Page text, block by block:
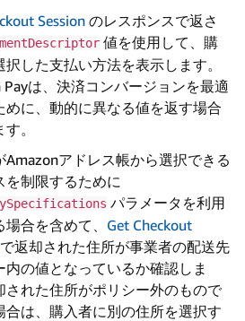
Session のレスポンスで返さ
値を使用して、購
択した支払い方法を表示します。
Payは、決済コンバージョンを最適
めに、動的に異なる値を返す場合
。
Amazonアドレス帳から選択できる
を制限するために
パラメータを利用
場合を含めて、 Get Checkout
で返却された住所が事業者の配送先
内の値となっているか確認しま
された住所がポリシー外のもので
合は、購入者に別の住所を選択す